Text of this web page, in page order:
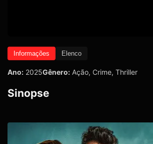
Informações Elenco
Ano: 2025Gênero: Ação, Crime, Thriller
Sinopse